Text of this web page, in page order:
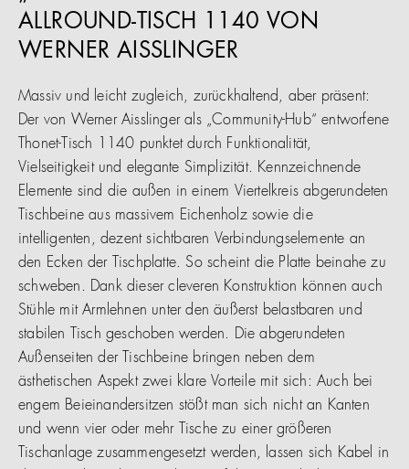
ALLROUND-TISCH 1140 VON
WERNER AISSLINGER
Massiv und leicht zugleich, zurückhaltend, aber präsent:
Der von Werner Aisslinger als „Community-Hub“ entworfene
Thonet-Tisch 1140 punktet durch Funktionalität,
Vielseitigkeit und elegante Simplizität. Kennzeichnende
Elemente sind die außen in einem Viertelkreis abgerundeten
Tischbeine aus massivem Eichenholz sowie die
intelligenten, dezent sichtbaren Verbindungselemente an
den Ecken der Tischplatte. So scheint die Platte beinahe zu
schweben. Dank dieser cleveren Konstruktion können auch
Stühle mit Armlehnen unter den äußerst belastbaren und
stabilen Tisch geschoben werden. Die abgerundeten
Außenseiten der Tischbeine bringen neben dem
ästhetischen Aspekt zwei klare Vorteile mit sich: Auch bei
engem Beieinandersitzen stößt man sich nicht an Kanten
und wenn vier oder mehr Tische zu einer größeren
Tischanlage zusammengesetzt werden, lassen sich Kabel in